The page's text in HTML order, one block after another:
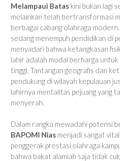
Melampaui Batas kini bukan lagi
melainkan telah bertransformasi
berbagai cabang olahraga
sedang menempuh pendidikan di
menyadari bahwa ketangkasan
lahir adalah modal berharga
tinggi. Tantangan geografis dan
pendukung di wilayah kepulauan
lahirnya mentalitas pejuang yang
menyerah.
Dalam rangka mewadahi potensi
BAPOMI Nias menjadi sangat
penggerak prestasi olahraga
bahwa bakat alamiah saja tidak